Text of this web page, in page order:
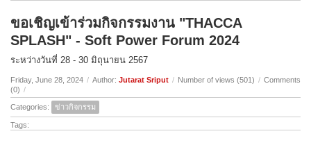
ขอเชิญเข้าร่วมกิจกรรมงาน "THACCA
SPLASH" - Soft Power Forum 2024
ระหว่างวันที่ 28 - 30 มิถุนายน 2567
Friday, June 28, 2024 / Author: Jutarat Sriput / Number of views (501) / Comments
(0) /
Categories: ข่าวกิจกรรม
Tags: